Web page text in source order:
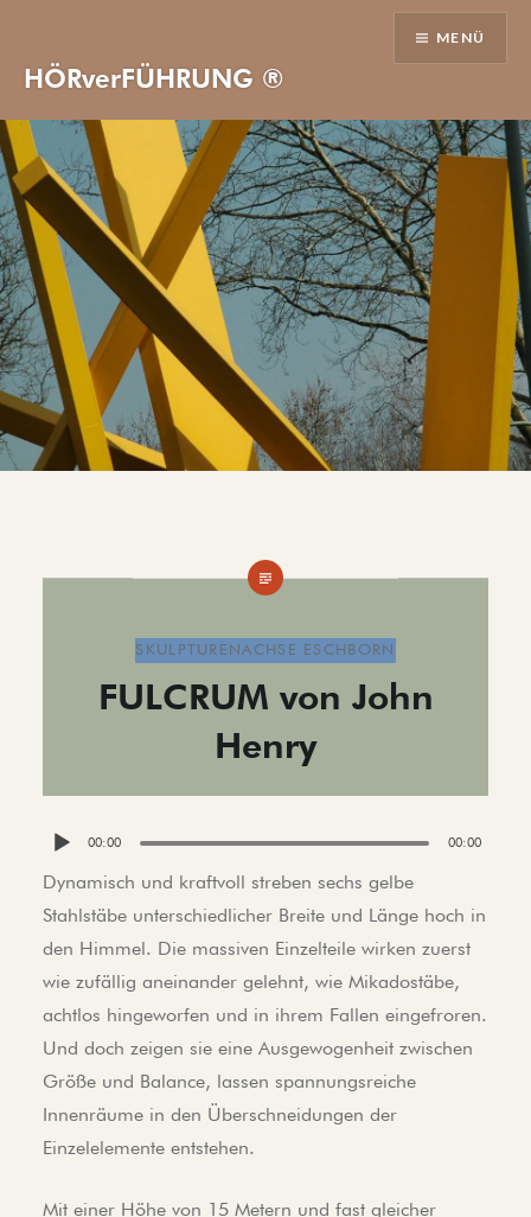
InhaltHÖRverFÜHRUNG ®
MENÜ
SKULPTURENACHSE ESCHBORN
FULCRUM von John
Henry
Audio-00:00 00:00
Dynamisch und kraftvoll streben sechs gelbe
Stahlstäbe unterschiedlicher Breite und Länge hoch in
den Himmel. Die massiven Einzelteile wirken zuerst
wie zufällig aneinander gelehnt, wie Mikadostäbe,
achtlos hingeworfen und in ihrem Fallen eingefroren.
Und doch zeigen sie eine Ausgewogenheit zwischen
Größe und Balance, lassen spannungsreiche
Innenräume in den Überschneidungen der
Einzelelemente entstehen.
Mit einer Höhe von 15 Metern und fast gleicher